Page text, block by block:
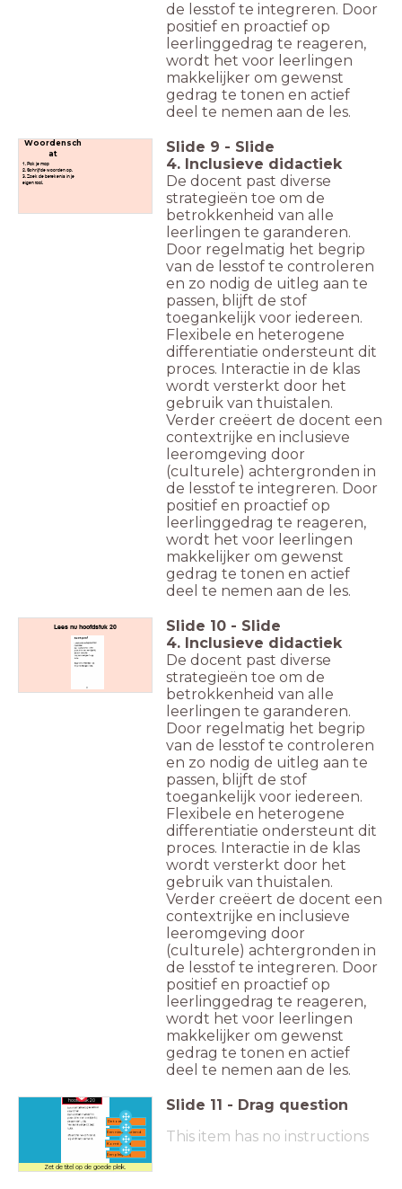
de lesstof te integreren. Door
positief en proactief op
leerlinggedrag te reageren,
wordt het voor leerlingen
makkelijker om gewenst
gedrag te tonen en actief
deel te nemen aan de les.
1. Pak je map
2. Schrijf de woorden op.
3. Zoek de betekenis in je
eigen taal.
Woordensch
at
Slide 9 - Slide
4. Inclusieve didactiek
De docent past diverse
strategieën toe om de
betrokkenheid van alle
leerlingen te garanderen.
Door regelmatig het begrip
van de lesstof te controleren
en zo nodig de uitleg aan te
passen, blijft de stof
toegankelijk voor iedereen.
Flexibele en heterogene
differentiatie ondersteunt dit
proces. Interactie in de klas
wordt versterkt door het
gebruik van thuistalen.
Verder creëert de docent een
contextrijke en inclusieve
leeromgeving door
(culturele) achtergronden in
de lesstof te integreren. Door
positief en proactief op
leerlinggedrag te reageren,
wordt het voor leerlingen
makkelijker om gewenst
gedrag te tonen en actief
deel te nemen aan de les.
Lees nu hoofdstuk 20 Slide 10 - Slide
4. Inclusieve didactiek
De docent past diverse
strategieën toe om de
betrokkenheid van alle
leerlingen te garanderen.
Door regelmatig het begrip
van de lesstof te controleren
en zo nodig de uitleg aan te
passen, blijft de stof
toegankelijk voor iedereen.
Flexibele en heterogene
differentiatie ondersteunt dit
proces. Interactie in de klas
wordt versterkt door het
gebruik van thuistalen.
Verder creëert de docent een
contextrijke en inclusieve
leeromgeving door
(culturele) achtergronden in
de lesstof te integreren. Door
positief en proactief op
leerlinggedrag te reageren,
wordt het voor leerlingen
makkelijker om gewenst
gedrag te tonen en actief
deel te nemen aan de les.
Zet de titel op de goede plek.
hoofdstuk 20
De toets
Een nieuwe vriend
Komt goed
Een plekje vrij
Slide 11 - Drag question
This item has no instructions